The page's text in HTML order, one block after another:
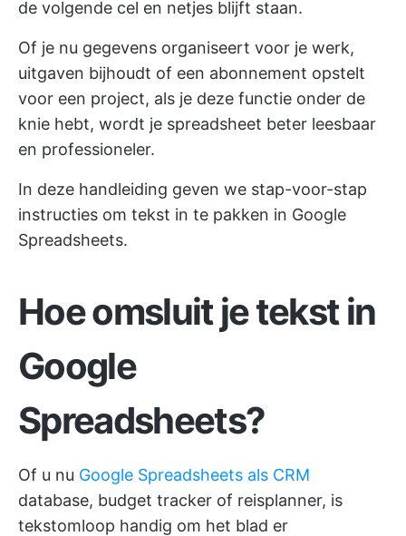
de volgende cel en netjes blijft staan.
Of je nu gegevens organiseert voor je werk,
uitgaven bijhoudt of een abonnement opstelt
voor een project, als je deze functie onder de
knie hebt, wordt je spreadsheet beter leesbaar
en professioneler.
In deze handleiding geven we stap-voor-stap
instructies om tekst in te pakken in Google
Spreadsheets.
Hoe omsluit je tekst in
Google
Spreadsheets?
Of u nu Google Spreadsheets als CRM
database, budget tracker of reisplanner, is
tekstomloop handig om het blad er